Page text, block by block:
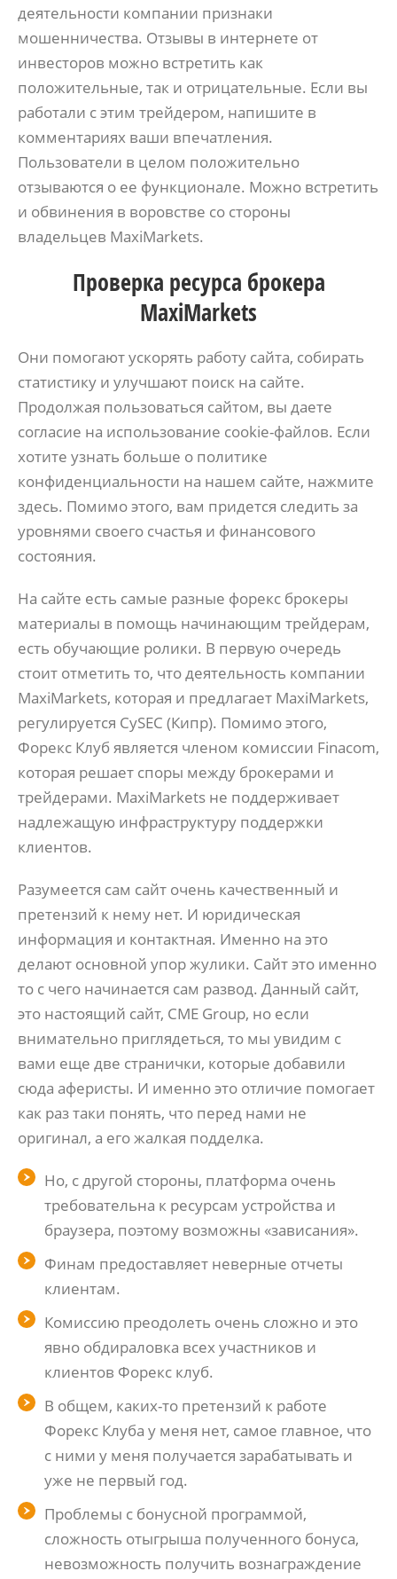
деятельности компании признаки
мошенничества. Отзывы в интернете от
инвесторов можно встретить как
положительные, так и отрицательные. Если вы
работали с этим трейдером, напишите в
комментариях ваши впечатления.
Пользователи в целом положительно
отзываются о ее функционале. Можно встретить
и обвинения в воровстве со стороны
владельцев MaxiMarkets.
Проверка ресурса брокера
MaxiMarkets
Они помогают ускорять работу сайта, собирать
статистику и улучшают поиск на сайте.
Продолжая пользоваться сайтом, вы даете
согласие на использование cookie-файлов. Если
хотите узнать больше о политике
конфиденциальности на нашем сайте, нажмите
здесь. Помимо этого, вам придется следить за
уровнями своего счастья и финансового
состояния.
На сайте есть самые разные форекс брокеры
материалы в помощь начинающим трейдерам,
есть обучающие ролики. В первую очередь
стоит отметить то, что деятельность компании
MaxiMarkets, которая и предлагает MaxiMarkets,
регулируется CySEC (Кипр). Помимо этого,
Форекс Клуб является членом комиссии Finacom,
которая решает споры между брокерами и
трейдерами. MaxiMarkets не поддерживает
надлежащую инфраструктуру поддержки
клиентов.
Разумеется сам сайт очень качественный и
претензий к нему нет. И юридическая
информация и контактная. Именно на это
делают основной упор жулики. Сайт это именно
то с чего начинается сам развод. Данный сайт,
это настоящий сайт, CME Group, но если
внимательно приглядеться, то мы увидим с
вами еще две странички, которые добавили
сюда аферисты. И именно это отличие помогает
как раз таки понять, что перед нами не
оригинал, а его жалкая подделка.
Но, с другой стороны, платформа очень
требовательна к ресурсам устройства и
браузера, поэтому возможны «зависания».
Финам предоставляет неверные отчеты
клиентам.
Комиссию преодолеть очень сложно и это
явно обдираловка всех участников и
клиентов Форекс клуб.
В общем, каких-то претензий к работе
Форекс Клуба у меня нет, самое главное, что
с ними у меня получается зарабатывать и
уже не первый год.
Проблемы с бонусной программой,
сложность отыгрыша полученного бонуса,
невозможность получить вознаграждение